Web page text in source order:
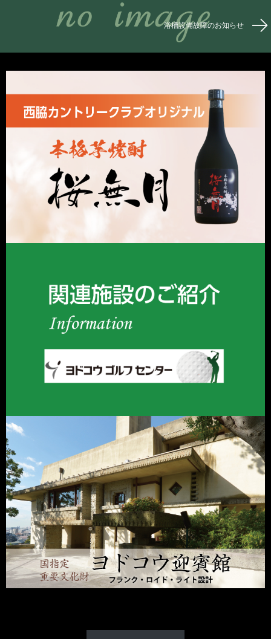
浴槽設備故障のお知らせ